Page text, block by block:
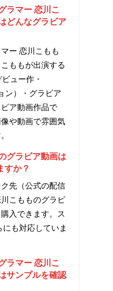
ラマー 恋川こ
どんなグラビア
ー 恋川こもも
ももが出演する
ュー作・
ン）・グラビア
ア動画作品で
や動画で雰囲気
グラビア動画は
すか？
先（公式の配信
こもものグラビ
入できます。ス
にも対応していま
ラマー 恋川こ
サンプルを確認